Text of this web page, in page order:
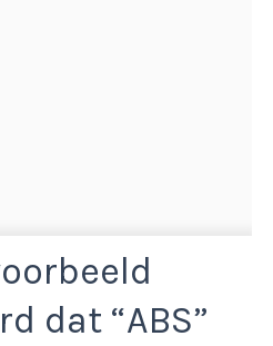
dat “ABS”